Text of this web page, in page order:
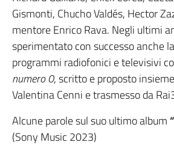
Gismonti, Chucho Valdés, Hector
mentore Enrico Rava. Negli ultimi
sperimentato con successo anche
programmi radiofonici e televisivi
numero 0, scritto e proposto
Valentina Cenni e trasmesso da
Alcune parole sul suo ultimo album
(Sony Music 2023)